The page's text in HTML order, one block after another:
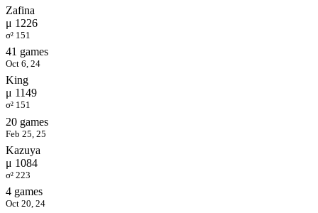
Zafina
μ 1226
σ² 151
41 games
Oct 6, 24
King
μ 1149
σ² 151
20 games
Feb 25, 25
Kazuya
μ 1084
σ² 223
4 games
Oct 20, 24